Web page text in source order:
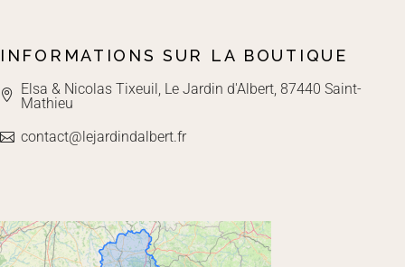
INFORMATIONS SUR LA BOUTIQUE
Elsa & Nicolas Tixeuil, Le Jardin d'Albert, 87440 Saint-
Mathieu
contact@lejardindalbert.fr